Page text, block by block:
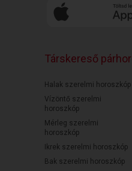
Társkereső
Halak szerelmi horoszkóp
Vízöntő szerelmi
horoszkóp
Mérleg szerelmi
horoszkóp
Ikrek szerelmi horoszkóp
Bak szerelmi horoszkóp